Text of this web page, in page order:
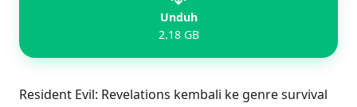
Unduh
2.18 GB
Resident Evil: Revelations kembali ke genre survival